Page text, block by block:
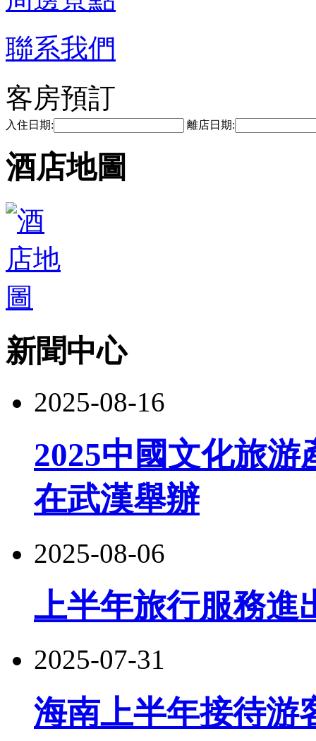
聯系我們
客房預訂
入住日期: 離店日期:
酒店地圖
新聞中心
2025-08-16
2025中國文化旅游
在武漢舉辦
2025-08-06
上半年旅行服務進
2025-07-31
海南上半年接待游